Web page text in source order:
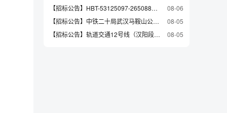
【招标公告】HBT-53125097-265088马池片区道路改造工程-水网科创中心出口工程弱电迁改采购公告
08-06
【招标公告】中铁二十局武汉马鞍山公园项目商品混凝土采购补遗公告
08-05
【招标公告】轨道交通12号线（汉阳段）沿线空间配套停车场建设项目（EPC）
08-05